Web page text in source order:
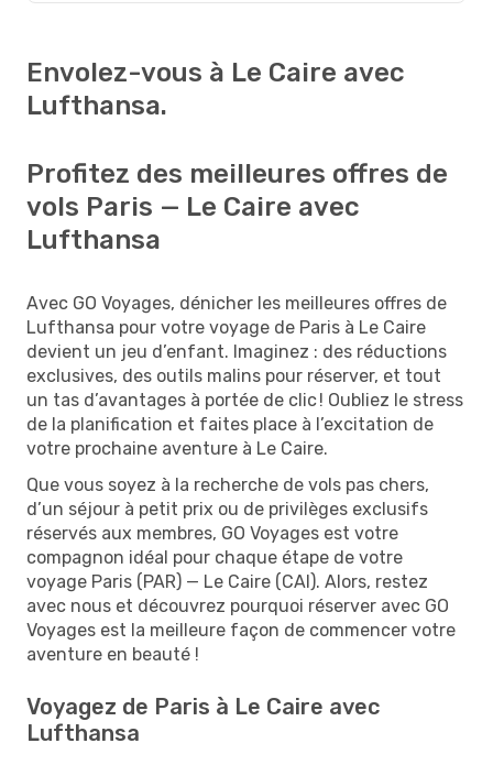
Envolez-vous à Le Caire avec
Lufthansa.
Profitez des meilleures offres de
vols Paris — Le Caire avec
Lufthansa
Avec GO Voyages, dénicher les meilleures offres de
Lufthansa pour votre voyage de Paris à Le Caire
devient un jeu d’enfant. Imaginez : des réductions
exclusives, des outils malins pour réserver, et tout
un tas d’avantages à portée de clic ! Oubliez le stress
de la planification et faites place à l’excitation de
votre prochaine aventure à Le Caire.
Que vous soyez à la recherche de vols pas chers,
d’un séjour à petit prix ou de privilèges exclusifs
réservés aux membres, GO Voyages est votre
compagnon idéal pour chaque étape de votre
voyage Paris (PAR) — Le Caire (CAI). Alors, restez
avec nous et découvrez pourquoi réserver avec GO
Voyages est la meilleure façon de commencer votre
aventure en beauté !
Voyagez de Paris à Le Caire avec
Lufthansa